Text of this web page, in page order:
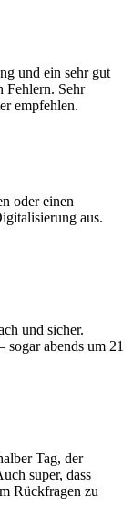
und ein sehr gut
Fehlern. Sehr
empfehlen.
oder einen
aus.
und sicher.
abends um 21
Tag, der
super, dass
Rückfragen zu